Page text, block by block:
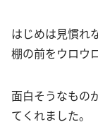
はじめは見慣れ
棚の前をウロウ
面白そうなもの
てくれました。